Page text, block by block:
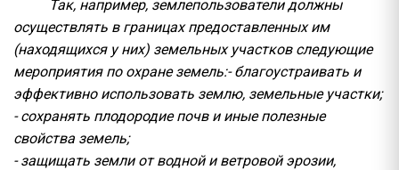
Так, например, землепользователи должны
осуществлять в границах предоставленных им
(находящихся у них) земельных участков следующие
мероприятия по охране земель:- благоустраивать и
эффективно использовать землю, земельные участки;
- сохранять плодородие почв и иные полезные
свойства земель;
- защищать земли от водной и ветровой эрозии,